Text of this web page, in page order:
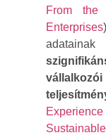
From the
Enterprises